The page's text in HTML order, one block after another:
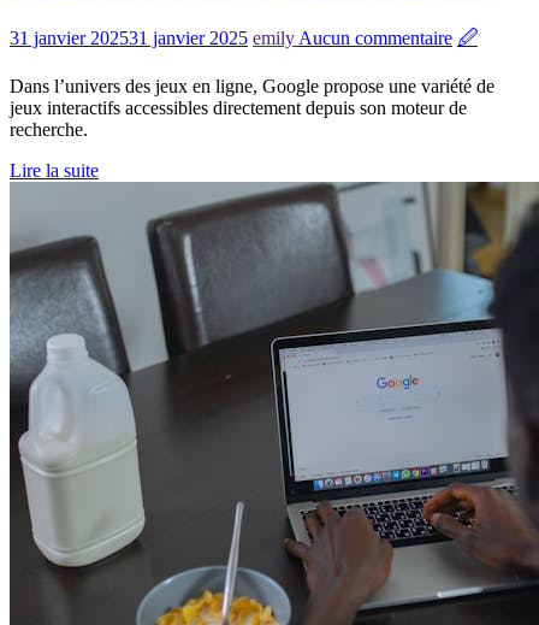
31 janvier 202531 janvier 2025 emily Aucun commentaire 🖉
Dans l’univers des jeux en ligne, Google propose une variété de
jeux interactifs accessibles directement depuis son moteur de
recherche.
Lire la suite